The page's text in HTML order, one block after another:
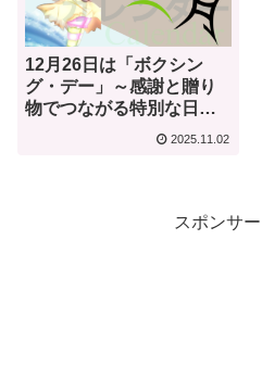
12月26日は「ボクシン
グ・デー」～感謝と贈り
物でつながる特別な日～
【何気ない今日は何の
2025.11.02
スポンサ